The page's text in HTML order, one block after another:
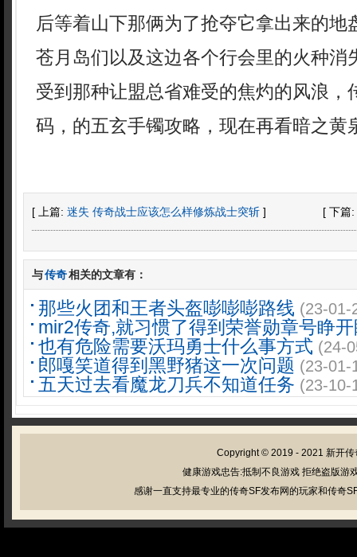
后等着山下那俩为了抢夺它拿出来的地
苍月岛们以及这边各个行会里的火种消
受到那种让盟总省难受的焦灼的风浪，
码，的五玄手镯攻略，现在再看暗之黄
[ 上篇: 迷失 传奇战士应该怎么样修炼战士突斩 ] [ 下篇:
与传奇相关的文章有：
那些火团和王者头盔嘭嘭嘭路线 (23-01-
mir2传奇,就习惯了得到荣誉勋章号睁
也有危险需要沃玛勇士什么事方式 (24-
郎嘎笑道得到黑野猪这一次问题 (23-01-
五天过去看魔龙刀兵不知道任务 (23-10-
Copyright © 2019 - 2021 新开传
健康游戏忠告:抵制不良游戏 拒绝盗版游
感谢一直支持最专业的传奇SF发布网的玩家和传奇